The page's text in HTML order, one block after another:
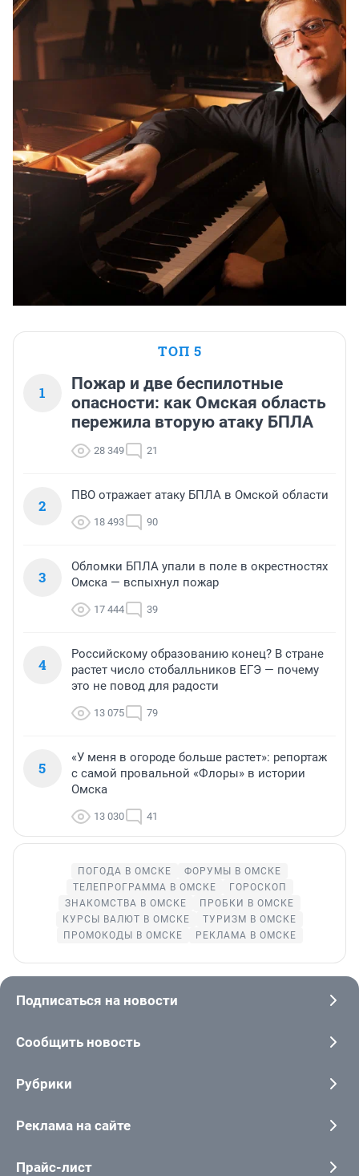
ТОП 5
1
Пожар и две беспилотные
опасности: как Омская область
пережила вторую атаку БПЛА
28 349 21
2
ПВО отражает атаку БПЛА в Омской области
18 493 90
3
Обломки БПЛА упали в поле в окрестностях
Омска — вспыхнул пожар
17 444 39
4
Российскому образованию конец? В стране
растет число стобалльников ЕГЭ — почему
это не повод для радости
13 075 79
5
«У меня в огороде больше растет»: репортаж
с самой провальной «Флоры» в истории
Омска
13 030 41
ПОГОДА В ОМСКЕ
ФОРУМЫ В ОМСКЕ
ТЕЛЕПРОГРАММА В ОМСКЕ
ГОРОСКОП
ЗНАКОМСТВА В ОМСКЕ
ПРОБКИ В ОМСКЕ
КУРСЫ ВАЛЮТ В ОМСКЕ
ТУРИЗМ В ОМСКЕ
ПРОМОКОДЫ В ОМСКЕ
РЕКЛАМА В ОМСКЕ
Подписаться на новости
Сообщить новость
Рубрики
Реклама на сайте
Прайс-лист